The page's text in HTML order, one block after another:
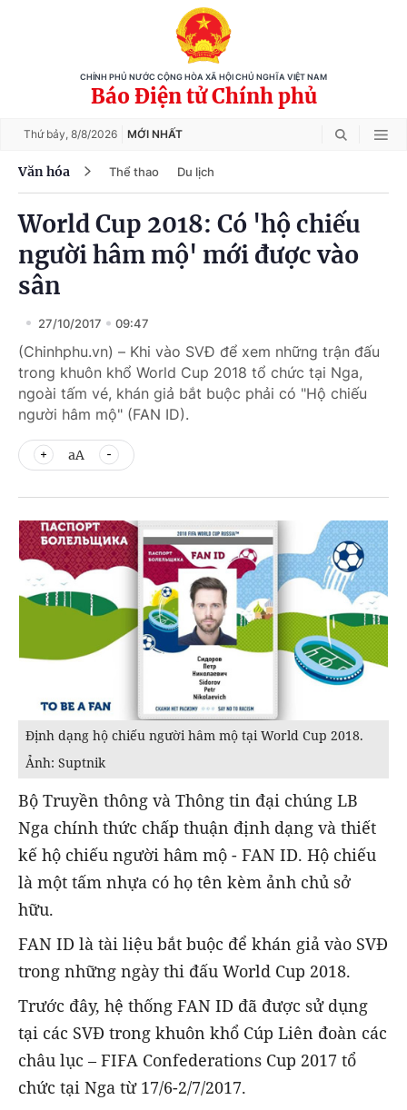
CHÍNH PHỦ NƯỚC CỘNG HÒA XÃ HỘI CHỦ NGHĨA VIỆT NAM
Báo Điện tử Chính phủ
Thứ bảy, 8/8/2026 MỚI NHẤT
Văn hóa Thể thao Du lịch
World Cup 2018: Có 'hộ chiếu
người hâm mộ' mới được vào
sân
27/10/2017 09:47
(Chinhphu.vn) – Khi vào SVĐ để xem những trận đấu
trong khuôn khổ World Cup 2018 tổ chức tại Nga,
ngoài tấm vé, khán giả bắt buộc phải có "Hộ chiếu
người hâm mộ" (FAN ID).
aA
Định dạng hộ chiếu người hâm mộ tại World Cup 2018.
Ảnh: Suptnik
Bộ Truyền thông và Thông tin đại chúng LB
Nga chính thức chấp thuận định dạng và thiết
kế hộ chiếu người hâm mộ - FAN ID. Hộ chiếu
là một tấm nhựa có họ tên kèm ảnh chủ sở
hữu.
FAN ID là tài liệu bắt buộc để khán giả vào SVĐ
trong những ngày thi đấu World Cup 2018.
Trước đây, hệ thống FAN ID đã được sử dụng
tại các SVĐ trong khuôn khổ Cúp Liên đoàn các
châu lục – FIFA Confederations Cup 2017 tổ
chức tại Nga từ 17/6-2/7/2017.